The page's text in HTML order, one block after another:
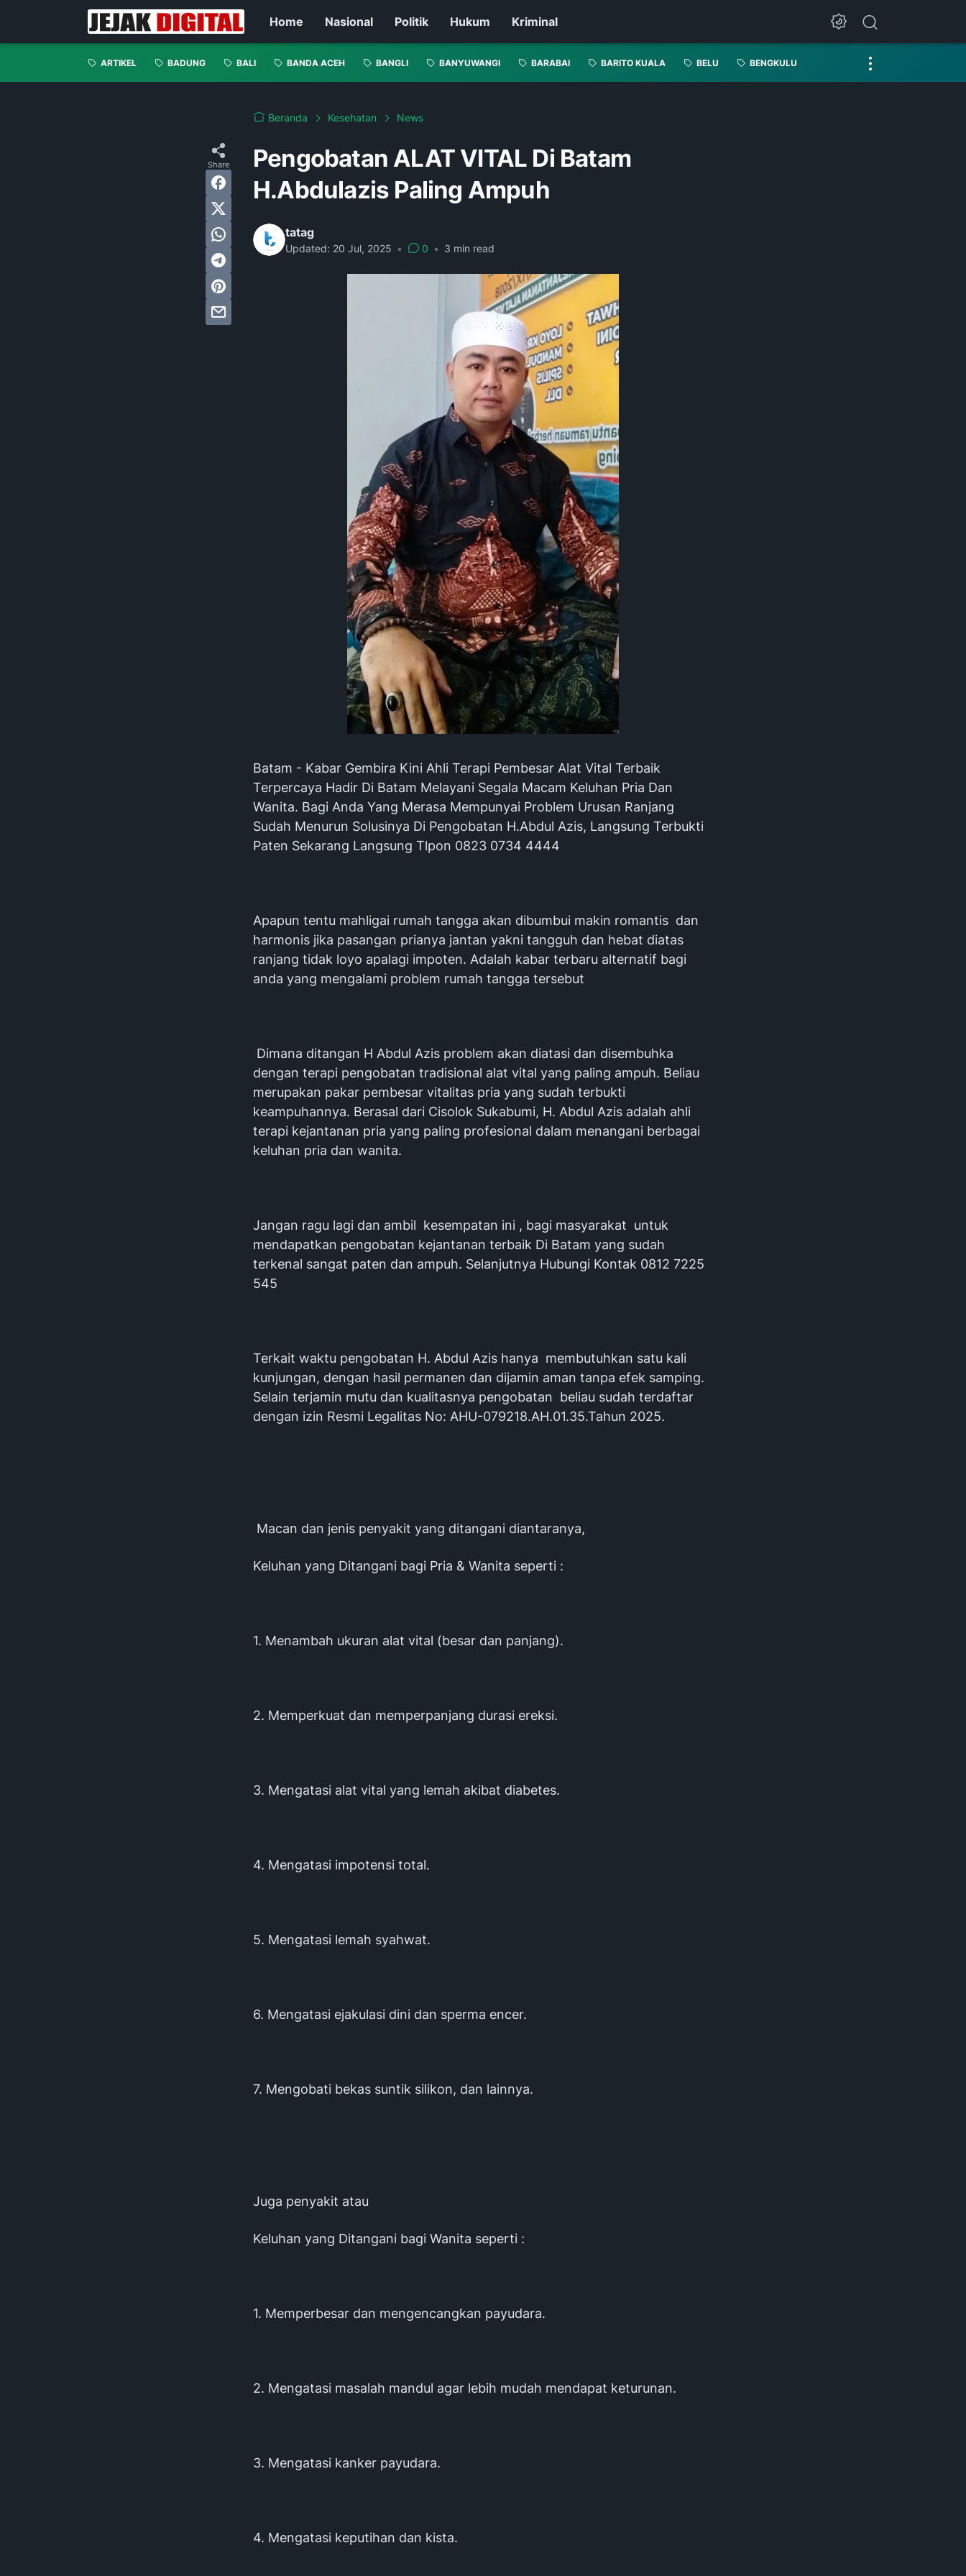
Home Nasional Politik Hukum Kriminal
ARTIKEL BADUNG BALI BANDA ACEH BANGLI BANYUWANGI BARABAI BARITO KUALA BELU BENGKULU
Beranda Kesehatan News
Pengobatan ALAT VITAL Di Batam
H.Abdulazis Paling Ampuh
tatag
Updated: 20 Jul, 2025 • 0 • 3 min read
Batam - Kabar Gembira Kini Ahli Terapi Pembesar Alat Vital Terbaik
Terpercaya Hadir Di Batam Melayani Segala Macam Keluhan Pria Dan
Wanita. Bagi Anda Yang Merasa Mempunyai Problem Urusan Ranjang
Sudah Menurun Solusinya Di Pengobatan H.Abdul Azis, Langsung Terbukti
Paten Sekarang Langsung Tlpon 0823 0734 4444
Apapun tentu mahligai rumah tangga akan dibumbui makin romantis dan
harmonis jika pasangan prianya jantan yakni tangguh dan hebat diatas
ranjang tidak loyo apalagi impoten. Adalah kabar terbaru alternatif bagi
anda yang mengalami problem rumah tangga tersebut
Dimana ditangan H Abdul Azis problem akan diatasi dan disembuhka
dengan terapi pengobatan tradisional alat vital yang paling ampuh. Beliau
merupakan pakar pembesar vitalitas pria yang sudah terbukti
keampuhannya. Berasal dari Cisolok Sukabumi, H. Abdul Azis adalah ahli
terapi kejantanan pria yang paling profesional dalam menangani berbagai
keluhan pria dan wanita.
Jangan ragu lagi dan ambil kesempatan ini , bagi masyarakat untuk
mendapatkan pengobatan kejantanan terbaik Di Batam yang sudah
terkenal sangat paten dan ampuh. Selanjutnya Hubungi Kontak 0812 7225
545
Terkait waktu pengobatan H. Abdul Azis hanya membutuhkan satu kali
kunjungan, dengan hasil permanen dan dijamin aman tanpa efek samping.
Selain terjamin mutu dan kualitasnya pengobatan beliau sudah terdaftar
dengan izin Resmi Legalitas No: AHU-079218.AH.01.35.Tahun 2025.
Macan dan jenis penyakit yang ditangani diantaranya,
Keluhan yang Ditangani bagi Pria & Wanita seperti :
1. Menambah ukuran alat vital (besar dan panjang).
2. Memperkuat dan memperpanjang durasi ereksi.
3. Mengatasi alat vital yang lemah akibat diabetes.
4. Mengatasi impotensi total.
5. Mengatasi lemah syahwat.
6. Mengatasi ejakulasi dini dan sperma encer.
7. Mengobati bekas suntik silikon, dan lainnya.
Juga penyakit atau
Keluhan yang Ditangani bagi Wanita seperti :
1. Memperbesar dan mengencangkan payudara.
2. Mengatasi masalah mandul agar lebih mudah mendapat keturunan.
3. Mengatasi kanker payudara.
4. Mengatasi keputihan dan kista.